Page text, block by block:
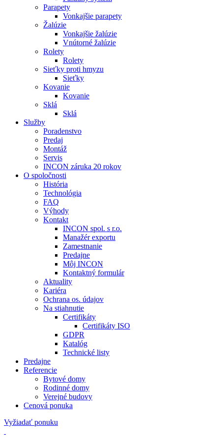
Parapety
Vonkajšie parapety
Žalúzie
Vonkajšie žalúzie
Vnútorné žalúzie
Rolety
Rolety
Sieťky proti hmyzu
Sieťky
Kovanie
Kovanie
Sklá
Sklá
Služby
Poradenstvo
Predaj
Montáž
Servis
INCON záruka 20 rokov
O spoločnosti
História
Technológia
FAQ
Výhody
Kontakt
INCON spol. s r.o.
Manažér exportu
Zamestnanie
Predajne
Môj INCON
Kontaktný formulár
Aktuality
Kariéra
Ochrana os. údajov
Na stiahnutie
Certifikáty
Certifikáty ISO
GDPR
Katalóg
Technické listy
Predajne
Referencie
Bytové domy
Rodinné domy
Verejné budovy
Cenová ponuka
Vyžiadať ponuku